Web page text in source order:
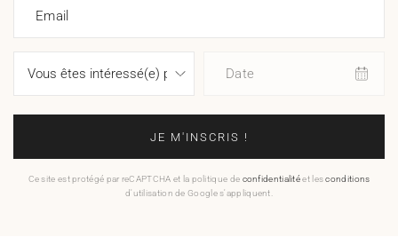
Email
Date
JE M'INSCRIS !
Ce site est protégé par reCAPTCHA et la politique de confidentialitéet lesconditions
d'utilisation de Google s'appliquent.